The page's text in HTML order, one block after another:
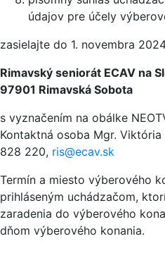
údajov pre účely
zasielajte do 1. novembra
Rimavský seniorát ECAV na
97901 Rimavská Sobota
s vyznačením na obálke
Kontaktná osoba Mgr.
828 220, ris@ecav.sk
Termín a miesto výberového
prihláseným uchádzačom,
zaradenia do výberového
dňom výberového konania.